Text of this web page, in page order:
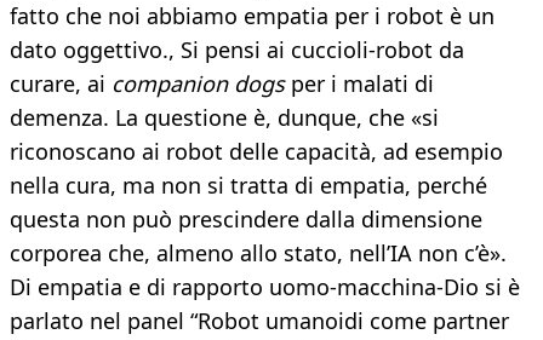
fatto che noi abbiamo empatia per i robot è un
dato oggettivo., Si pensi ai cuccioli-robot da
curare, ai companion dogsper i malati di
demenza. La questione è, dunque, che «si
riconoscano ai robot delle capacità, ad esempio
nella cura, ma non si tratta di empatia, perché
questa non può prescindere dalla dimensione
corporea che, almeno allo stato, nell’IA non c’è».
Di empatia e di rapporto uomo-macchina-Dio si è
parlato nel panel “Robot umanoidi come partner